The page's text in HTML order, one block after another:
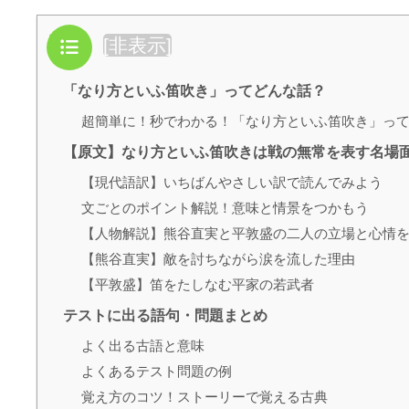
目次 [非表示]
「なり方といふ笛吹き」ってどんな話？
超簡単に！秒でわかる！「なり方といふ笛吹き」っ
【原文】なり方といふ笛吹きは戦の無常を表す名場
【現代語訳】いちばんやさしい訳で読んでみよう
文ごとのポイント解説！意味と情景をつかもう
【人物解説】熊谷直実と平敦盛の二人の立場と心情
【熊谷直実】敵を討ちながら涙を流した理由
【平敦盛】笛をたしなむ平家の若武者
テストに出る語句・問題まとめ
よく出る古語と意味
よくあるテスト問題の例
覚え方のコツ！ストーリーで覚える古典